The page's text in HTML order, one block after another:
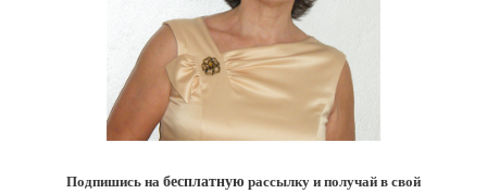
Подпишись на бесплатную рассылку и получай в свой